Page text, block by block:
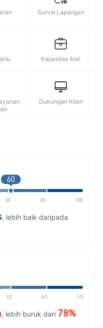
Survei Lapangan
Kapasitas Alat
Dukungan Klien
60
60 80 100
, lebih baik daripada
3.0 4.0 5.0
, lebih buruk dari 78%